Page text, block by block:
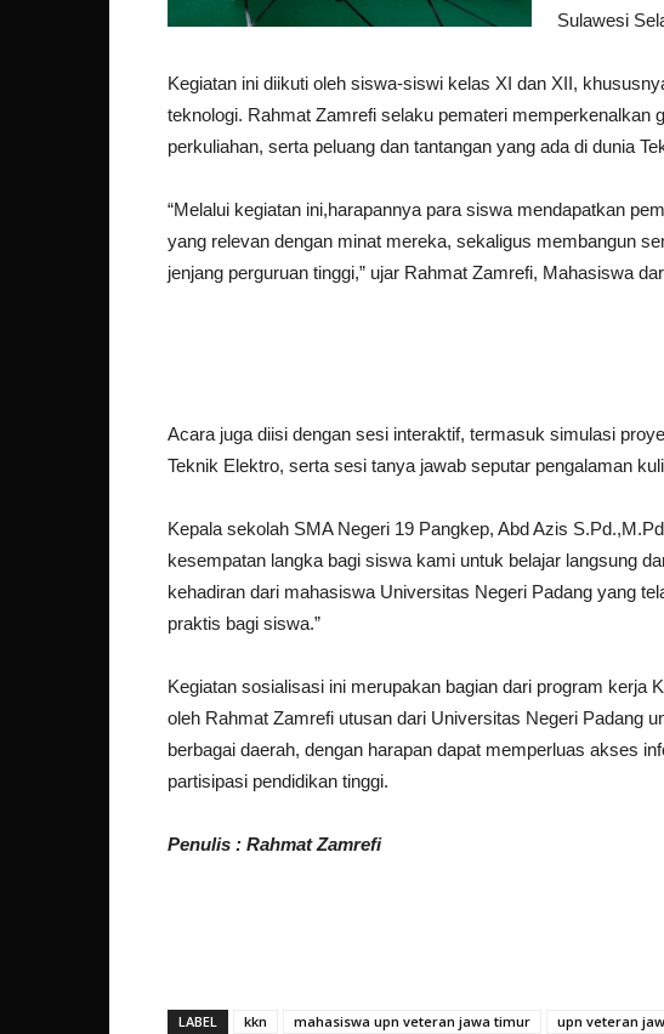
Sulawesi
Kegiatan ini diikuti oleh siswa-siswi kelas XI dan XII,
teknologi. Rahmat Zamrefi selaku pemateri memperkenalkan
perkuliahan, serta peluang dan tantangan yang ada di dunia
“Melalui kegiatan ini,harapannya para siswa mendapatkan
yang relevan dengan minat mereka, sekaligus membangun
jenjang perguruan tinggi,” ujar Rahmat Zamrefi, Mahasiswa
Acara juga diisi dengan sesi interaktif, termasuk simulasi
Teknik Elektro, serta sesi tanya jawab seputar pengalaman
Kepala sekolah SMA Negeri 19 Pangkep, Abd Azis
kesempatan langka bagi siswa kami untuk belajar langsung
kehadiran dari mahasiswa Universitas Negeri Padang yang
praktis bagi siswa.”
Kegiatan sosialisasi ini merupakan bagian dari program kerja
oleh Rahmat Zamrefi utusan dari Universitas Negeri Padang
berbagai daerah, dengan harapan dapat memperluas akses
partisipasi pendidikan tinggi.
Penulis : Rahmat Zamrefi
LABEL kkn mahasiswa upn veteran jawa timur upn veteran